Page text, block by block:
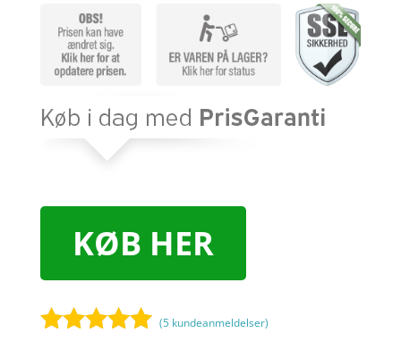
KØB HER
(5 kundeanmeldelser)